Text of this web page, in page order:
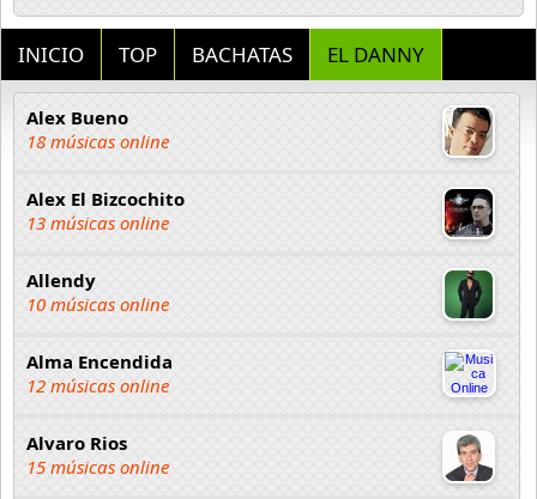
INICIO TOP BACHATAS EL DANNY
Alex Bueno
18 músicas online
Alex El Bizcochito
13 músicas online
Allendy
10 músicas online
Alma Encendida
12 músicas online
Alvaro Rios
15 músicas online